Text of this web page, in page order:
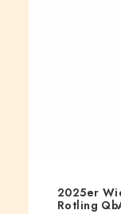
2025er
Rotling